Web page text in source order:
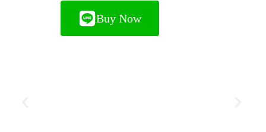
Buy Now